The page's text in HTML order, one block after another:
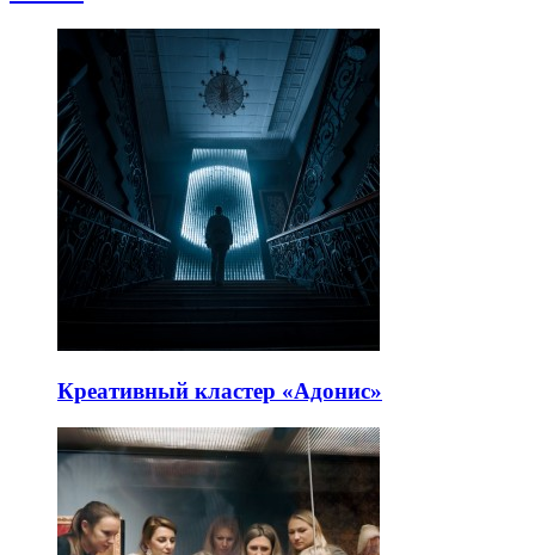
Креативный кластер «Адонис»